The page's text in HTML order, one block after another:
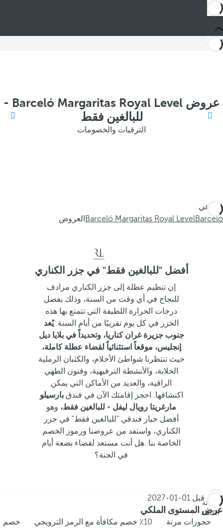
عروض Barceló Margaritas Royal Level -
للبالغين فقط
الترقيات والخصومات
أنت في
Barceló
Barceló Margaritas Royal Level العروض
أفضل "للبالغين فقط" في جزر الكناري
إن تنظيم عطلة إلى جزر الكناري مرادف
للنجاح في أي وقت من السنة، وذلك بفضل
درجات الحرارة اللطيفة التي تتمتع بها هذه
الجزر في كل يوم تقريبًا من أيام السنة.يُعد
جنوب جزيرة غران كناريا، وتحديداً في بلايا ديل
إنجليس، موقعاً استثنائياً لقضاء عطلة كاملة،
حيث تنتظرنا شواطئ الأحلام، والكثبان الرملية
الخلابة، والأنشطة الترفيهية، وفنون الطهي
الراقية، والعديد من الأماكن التي يمكن
اكتشافها. احجز إقامتك الآن في فندقبارسيلو
مارغريتا رويال ليفل - للبالغين فقط، وهو
أفضل خيار فندقي "للبالغين فقط" في جزر
الكناري، واستفد من عروضنا ورموز الخصم
الخاصة بنا. هل أنت مستعد لقضاء بضعة أيام
في الجنة؟
الإقامة
الكاملة
احجز قبل 01-01-2027
عرض المستوى الملكي
حجوزات مرنة 10٪ خصم مكافأة مع الرمز الترويجي
خصم